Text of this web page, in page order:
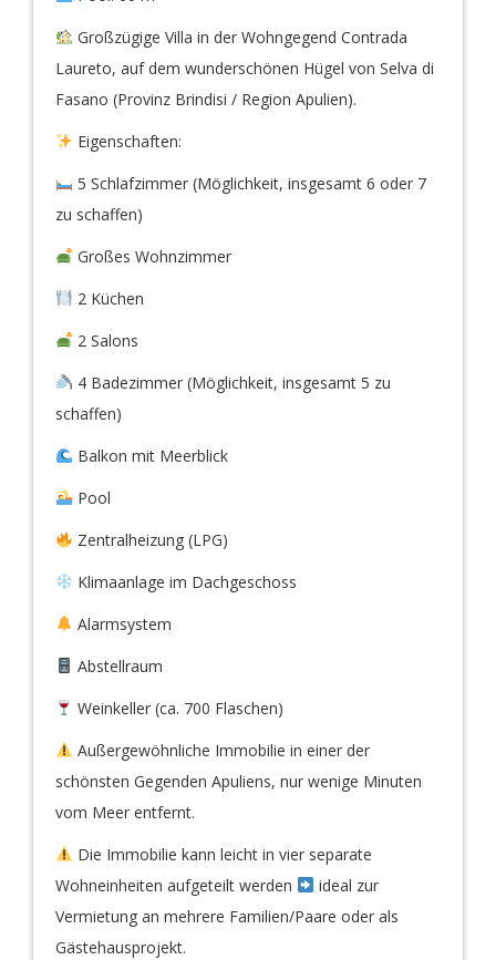
Großzügige Villa in der Wohngegend Contrada
Laureto, auf dem wunderschönen Hügel von Selva di
Fasano (Provinz Brindisi / Region Apulien).
Eigenschaften:
5 Schlafzimmer (Möglichkeit, insgesamt 6 oder 7
zu schaffen)
Großes Wohnzimmer
2 Küchen
2 Salons
4 Badezimmer (Möglichkeit, insgesamt 5 zu
schaffen)
Balkon mit Meerblick
Pool
Zentralheizung (LPG)
Klimaanlage im Dachgeschoss
Alarmsystem
Abstellraum
Weinkeller (ca. 700 Flaschen)
Außergewöhnliche Immobilie in einer der
schönsten Gegenden Apuliens, nur wenige Minuten
vom Meer entfernt.
Die Immobilie kann leicht in vier separate
Wohneinheiten aufgeteilt werden
ideal zur
Vermietung an mehrere Familien/Paare oder als
Gästehausprojekt.